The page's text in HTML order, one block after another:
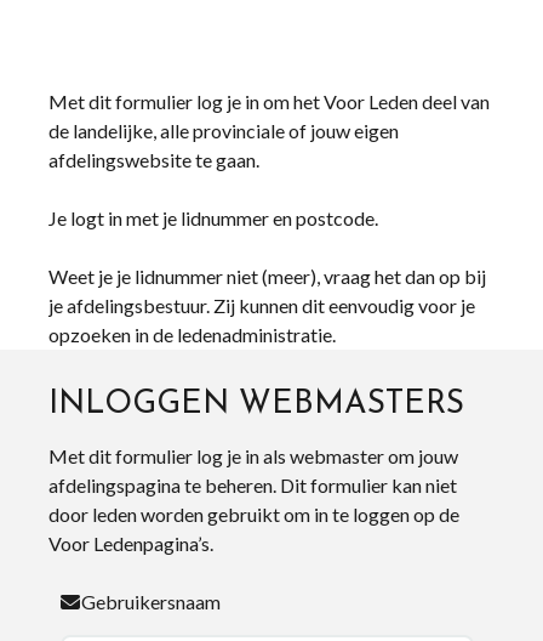
Met dit formulier log je in om het Voor Leden deel van
de landelijke, alle provinciale of jouw eigen
afdelingswebsite te gaan.
Je logt in met je lidnummer en postcode.
Weet je je lidnummer niet (meer), vraag het dan op bij
je afdelingsbestuur. Zij kunnen dit eenvoudig voor je
opzoeken in de ledenadministratie.
INLOGGEN WEBMASTERS
Met dit formulier log je in als webmaster om jouw
afdelingspagina te beheren. Dit formulier kan niet
door leden worden gebruikt om in te loggen op de
Voor Ledenpagina’s.
Gebruikersnaam